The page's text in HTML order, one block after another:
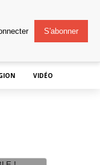
S'abonner
VIDÉO